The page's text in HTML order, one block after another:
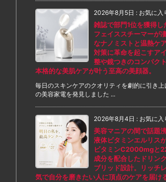
2026年8月5日 : お気に入
雑誌で部門1位を獲得し
フェイススチーマーが
なナノミストと温熱ケ
対策に革命を起こすア
整や鏡つきのコンパク
本格的な美肌ケアが叶う至高の美顔器。
毎日のスキンケアのクオリティを劇的に引き
の美容家電を発見しました ...
2026年8月4日 : お気に入
美容マニアの間で話題
液体ビタミンエルリス
ビタミンC2000mgと
成分を配合したドリン
ブリッド設計。リッチ
気で自分を磨きたい人に頂点のケアを届け